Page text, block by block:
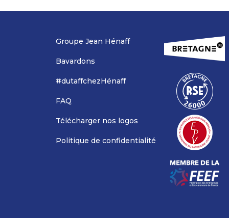
Groupe Jean Hénaff
Bavardons
#dutaffchezHénaff
FAQ
Télécharger nos logos
Politique de confidentialité